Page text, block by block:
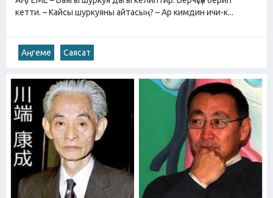
кетти. – Кайсы шуркуяны айтасың? – Ар кимдин ичи-к...
Аңгеме Саясат